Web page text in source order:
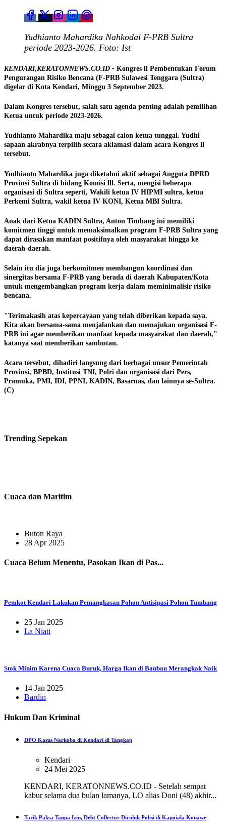
Yudhianto Mahardika Nahkodai F-PRB Sultra
periode 2023-2026. Foto: Ist
KENDARI,KERATONNEWS.CO.ID - Kongres ll Pembentukan Forum
Pengurangan Risiko Bencana (F-PRB Sulawesi Tenggara (Sultra)
digelar di Kota Kendari, Minggu 3 September 2023.
Dalam Kongres tersebut, salah satu agenda penting adalah pemilihan
Ketua untuk periode 2023-2026.
Yudhianto Mahardika maju sebagai calon ketua tunggal. Yudhi
sapaan akrabnya terpilih secara aklamasi dalam acara Kongres ll
tersebut.
Yudhianto Mahardika juga diketahui aktif sebagai Anggota DPRD
Provinsi Sultra di bidang Komisi lll. Serta, mengisi beberapa
organisasi di Sultra seperti, Wakili ketua IV HIPMI sultra, ketua
Perkemi Sultra, wakil ketua IV KONI, Ketua MBI Sultra.
Anak dari Ketua KADIN Sultra, Anton Timbang ini memiliki
komitmen tinggi untuk memaksimalkan program F-PRB Sultra yang
dapat dirasakan manfaat positifnya oleh masyarakat hingga ke
daerah-daerah.
Selain itu dia juga berkomitmen membangun koordinasi dan
sinergitas bersama F-PRB yang berada di daerah Kabupaten/Kota
untuk mengembangkan program kerja dalam meminimalisir risiko
bencana.
"Terimakasih atas kepercayaan yang telah diberikan kepada saya.
Kita akan bersama-sama menjalankan dan memajukan organisasi F-
PRB ini agar memberikan manfaat kepada masyarakat dan daerah,"
katanya saat memberikan sambutan.
Acara tersebut, dihadiri langsung dari berbagai unsur Pemerintah
Provinsi, BPBD, Institusi TNI, Polri dan organisasi dari Pers,
Pramuka, PMI, IDI, PPNI, KADIN, Basarnas, dan lainnya se-Sultra.
(C)
Trending Sepekan
Cuaca dan Maritim
Buton Raya
28 Apr 2025
Cuaca Belum Menentu, Pasokan Ikan di Pas...
Pemkot Kendari Lakukan Pemangkasan Pohon Antisipasi Pohon Tumbang
25 Jan 2025
La Niati
Stok Minim Karena Cuaca Buruk, Harga Ikan di Baubau Merangkak Naik
14 Jan 2025
Bardin
Hukum Dan Kriminal
DPO Kasus Narkoba di Kendari di Tangkap
Kendari
24 Mei 2025
KENDARI, KERATONNEWS.CO.ID - Setelah sempat
kabur selama dua bulan lamanya, LO alias Doni (48) akhir...
Tarik Paksa Tanpa Izin, Debt Collector Diciduk Polisi di Kapoiala Konawe